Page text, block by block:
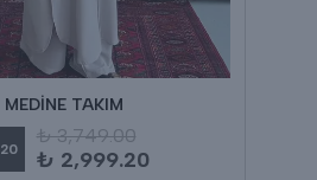
MEDİNE TAKIM
20
₺ 3,749.00
₺ 2,999.20